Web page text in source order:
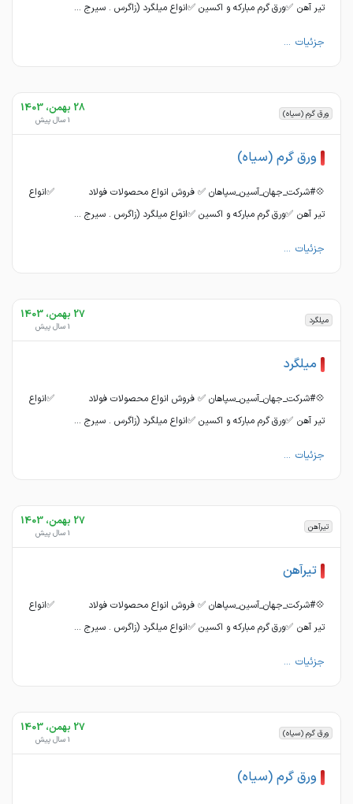
تیر آهن ✅ورق گرم مبارکه و اکسین ✅انواع میلگرد (زاگرس . سیرج ...
جزئیات ...
ورق گرم (سیاه) 28 بهمن، 1403
1 سال پیش
ورق گرم (سیاه)
💠#شرکت_جهان_آسین_سپاهان ✅ فروش انواع محصولات فولاد ✅انواع
تیر آهن ✅ورق گرم مبارکه و اکسین ✅انواع میلگرد (زاگرس . سیرج ...
جزئیات ...
میلگرد 27 بهمن، 1403
1 سال پیش
میلگرد
💠#شرکت_جهان_آسین_سپاهان ✅ فروش انواع محصولات فولاد ✅انواع
تیر آهن ✅ورق گرم مبارکه و اکسین ✅انواع میلگرد (زاگرس . سیرج ...
جزئیات ...
تیرآهن 27 بهمن، 1403
1 سال پیش
تیرآهن
💠#شرکت_جهان_آسین_سپاهان ✅ فروش انواع محصولات فولاد ✅انواع
تیر آهن ✅ورق گرم مبارکه و اکسین ✅انواع میلگرد (زاگرس . سیرج ...
جزئیات ...
ورق گرم (سیاه) 27 بهمن، 1403
1 سال پیش
ورق گرم (سیاه)